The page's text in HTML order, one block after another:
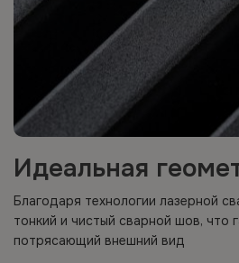
Идеальная
Благодаря технологии лазерной
тонкий и чистый сварной шов, что
потрясающий внешний вид